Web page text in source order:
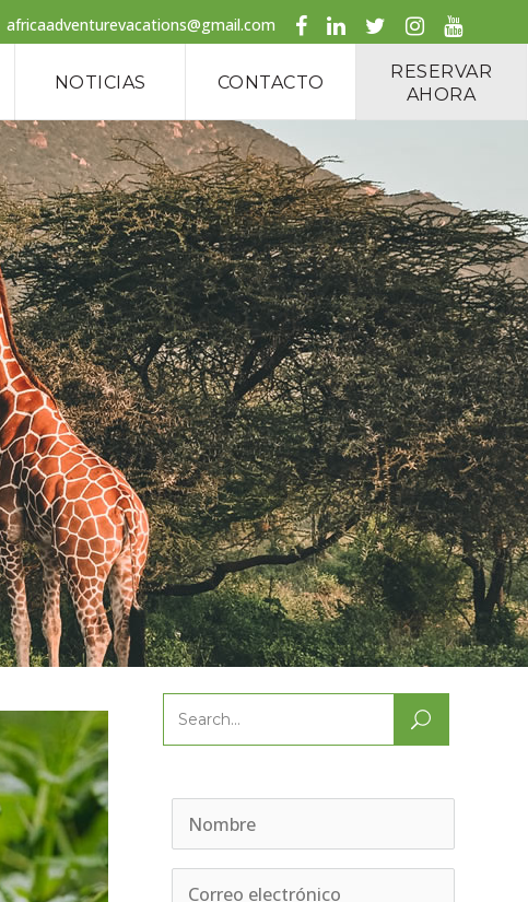
africaadventurevacations@gmail.com
NOTICIAS CONTACTO
RESERVAR
AHORA
Search